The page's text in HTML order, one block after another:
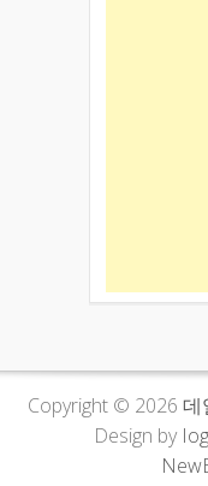
Copyright © 2026 데
Design by